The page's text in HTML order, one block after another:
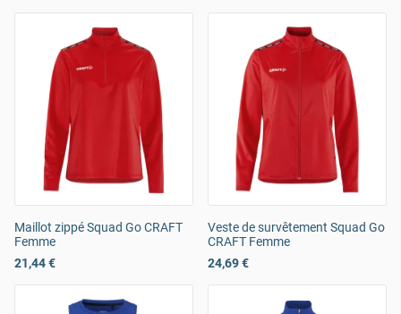
Maillot zippé Squad Go CRAFT
Femme
21,44 €
Veste de survêtement Squad Go
CRAFT Femme
24,69 €